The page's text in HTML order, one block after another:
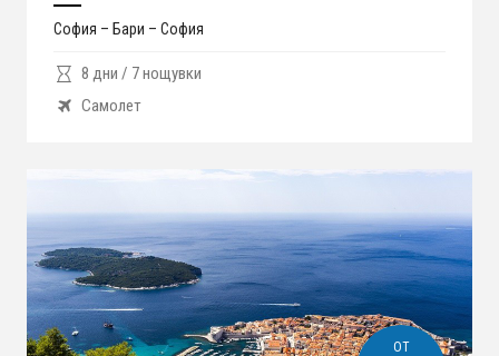
София – Бари – София
8 дни / 7 нощувки
Самолет
ОT